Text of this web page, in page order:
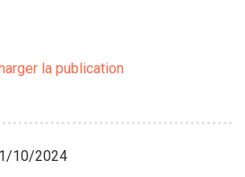
la publication
10/2024